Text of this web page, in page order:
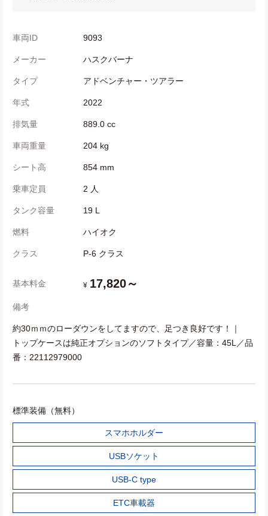
車両ID 9093
メーカー ハスクバーナ
タイプ アドベンチャー・ツアラー
年式 2022
排気量 889.0 cc
車両重量 204 kg
シート高 854 mm
乗車定員 2 人
タンク容量 19 L
燃料 ハイオク
クラス P-6 クラス
基本料金 ¥ 17,820～
備考
約30ｍｍのローダウンをしてますので、足つき良好です！｜
トップケースは純正オプションのソフトタイプ／容量：45L／品
番：22112979000
標準装備（無料）
スマホホルダー
USBソケット
USB-C type
ETC車載器